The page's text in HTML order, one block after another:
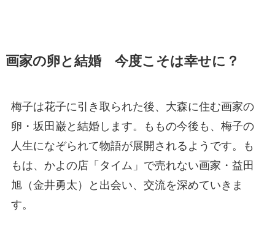
画家の卵と結婚 今度こそは幸せに？
梅子は花子に引き取られた後、大森に住む画家の
卵・坂田巌と結婚します。ももの今後も、梅子の
人生になぞられて物語が展開されるようです。も
もは、かよの店「タイム」で売れない画家・益田
旭（金井勇太）と出会い、交流を深めていきま
す。